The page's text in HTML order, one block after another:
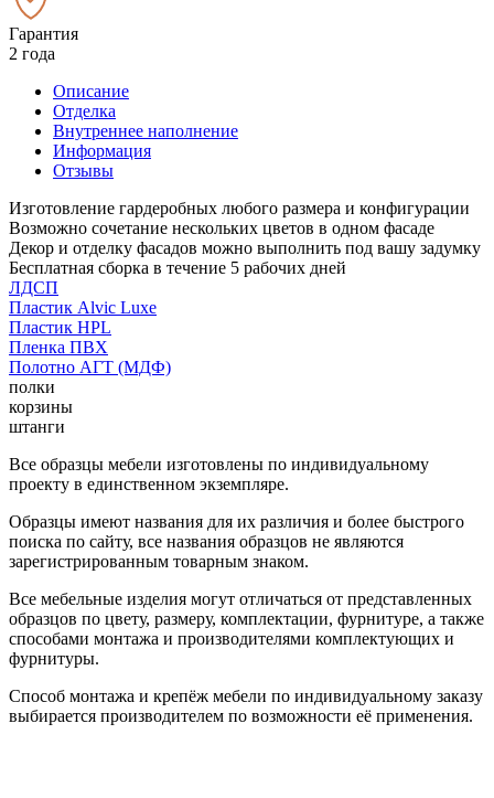
Гарантия
2 года
Описание
Отделка
Внутреннее наполнение
Информация
Отзывы
Изготовление гардеробных любого размера и конфигурации
Возможно сочетание нескольких цветов в одном фасаде
Декор и отделку фасадов можно выполнить под вашу задумку
Бесплатная сборка в течение 5 рабочих дней
ЛДСП
Пластик Alvic Luxe
Пластик HPL
Пленка ПВХ
Полотно АГТ (МДФ)
полки
корзины
штанги
Все образцы мебели изготовлены по индивидуальному
проекту в единственном экземпляре.
Образцы имеют названия для их различия и более быстрого
поиска по сайту, все названия образцов не являются
зарегистрированным товарным знаком.
Все мебельные изделия могут отличаться от представленных
образцов по цвету, размеру, комплектации, фурнитуре, а также
способами монтажа и производителями комплектующих и
фурнитуры.
Способ монтажа и крепёж мебели по индивидуальному заказу
выбирается производителем по возможности её применения.